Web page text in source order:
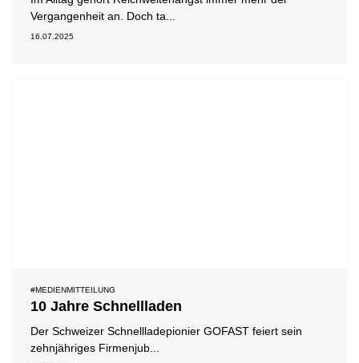
Vergangenheit an. Doch ta...
16.07.2025
#MEDIENMITTEILUNG
10 Jahre Schnellladen
Der Schweizer Schnellladepionier GOFAST feiert sein
zehnjähriges Firmenjub...